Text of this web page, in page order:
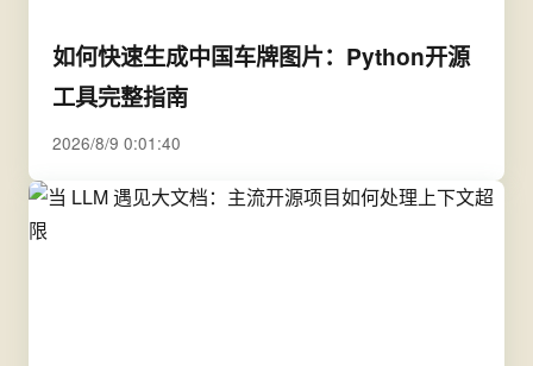
如何快速生成中国车牌图片：Python开源
工具完整指南
2026/8/9 0:01:40